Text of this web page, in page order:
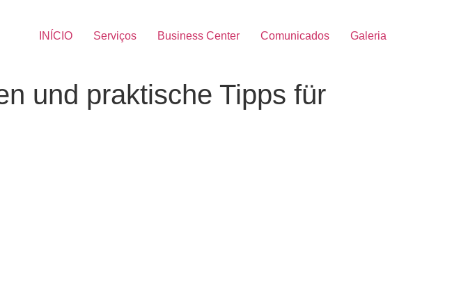
INÍCIO Serviços Business Center Comunicados Galeria
und praktische Tipps für